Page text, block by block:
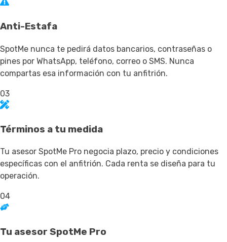
Anti-Estafa
SpotMe nunca te pedirá datos bancarios, contraseñas o
pines por WhatsApp, teléfono, correo o SMS. Nunca
compartas esa información con tu anfitrión.
03
Términos a tu medida
Tu asesor SpotMe Pro negocia plazo, precio y condiciones
específicas con el anfitrión. Cada renta se diseña para tu
operación.
04
Tu asesor SpotMe Pro